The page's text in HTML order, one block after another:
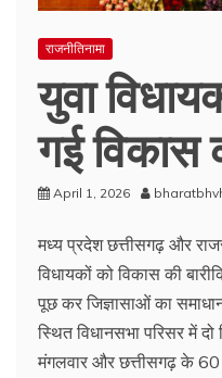
राजनीतिनामा
युवा
गई विकास
April 1, 2026
मध्य प्रदेश छत्तीसगढ़ और
विधायकों को विकास की
पूछ कर जिज्ञासाओं का
स्थित विधानसभा परिसर में
मंगलवार और छत्तीसगढ़ के